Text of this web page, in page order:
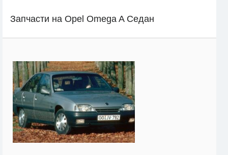
Запчасти на Opel Omega A Седан